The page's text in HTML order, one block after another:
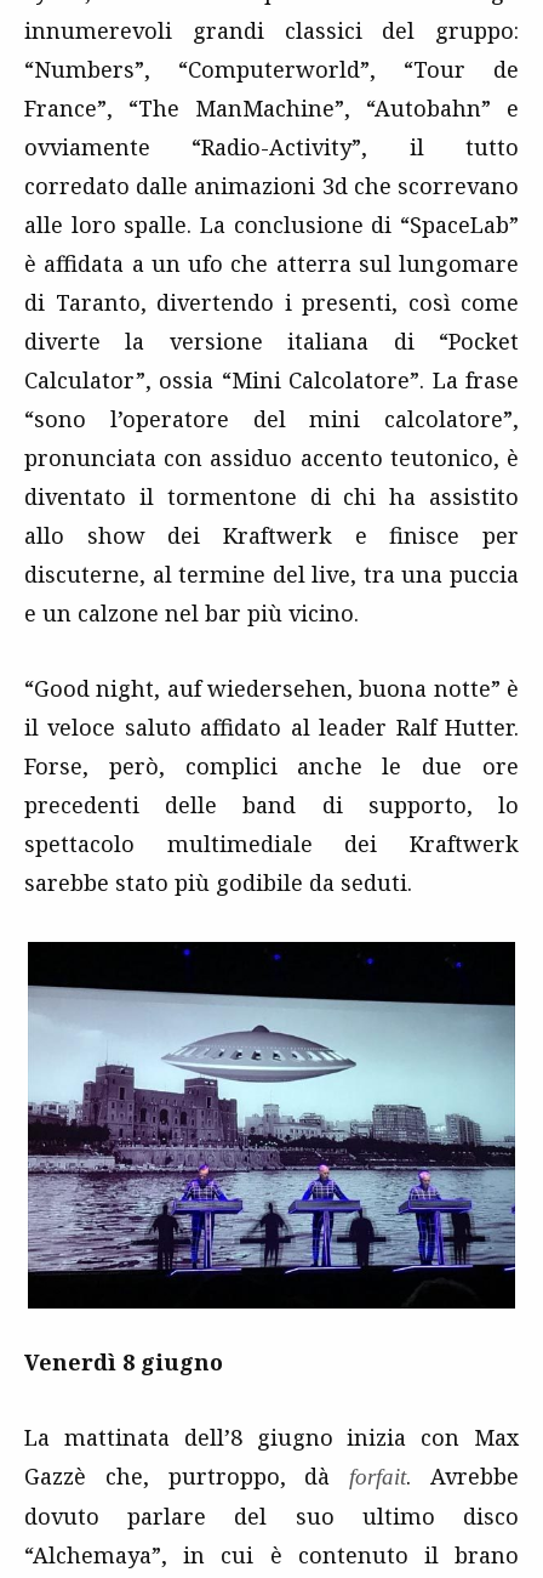
innumerevoli grandi classici del gruppo:
“Numbers”, “Computerworld”, “Tour de
France”, “The ManMachine”, “Autobahn” e
ovviamente “Radio-Activity”, il tutto
corredato dalle animazioni 3d che scorrevano
alle loro spalle. La conclusione di “SpaceLab”
è affidata a un ufo che atterra sul lungomare
di Taranto, divertendo i presenti, così come
diverte la versione italiana di “Pocket
Calculator”, ossia “Mini Calcolatore”. La frase
“sono l’operatore del mini calcolatore”,
pronunciata con assiduo accento teutonico, è
diventato il tormentone di chi ha assistito
allo show dei Kraftwerk e finisce per
discuterne, al termine del live, tra una puccia
e un calzone nel bar più vicino.
“Good night, auf wiedersehen, buona notte” è
il veloce saluto affidato al leader Ralf Hutter.
Forse, però, complici anche le due ore
precedenti delle band di supporto, lo
spettacolo multimediale dei Kraftwerk
sarebbe stato più godibile da seduti.
Venerdì 8 giugno
La mattinata dell’8 giugno inizia con Max
Gazzè che, purtroppo, dà
forfait. Avrebbe
dovuto parlare del suo ultimo disco
“Alchemaya”, in cui è contenuto il brano